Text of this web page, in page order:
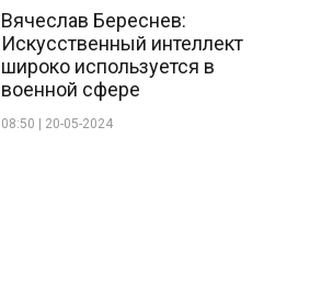
Вячеслав Береснев:
Искусственный интеллект
широко используется в
военной сфере
08:50 | 20-05-2024